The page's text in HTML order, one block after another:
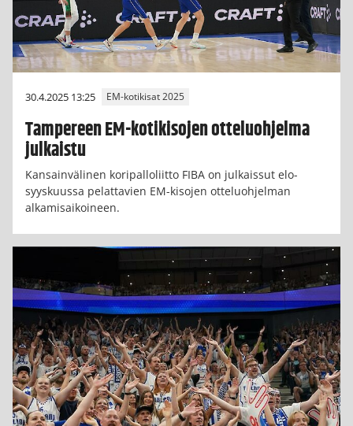
30.4.2025 13:25 EM-kotikisat 2025
Tampereen EM-kotikisojen otteluohjelma
julkaistu
Kansainvälinen koripalloliitto FIBA on julkaissut elo-
syyskuussa pelattavien EM-kisojen otteluohjelman
alkamisaikoineen.